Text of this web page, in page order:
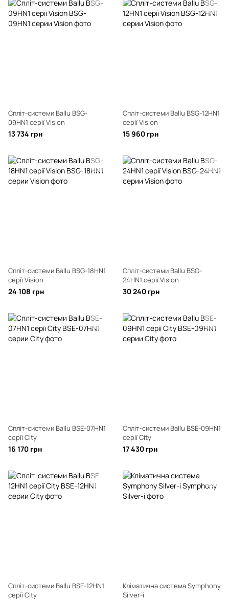
Спліт-системи Ballu BSG-
09HN1 серії Vision
13 734 грн
Спліт-системи Ballu BSG-12HN1
серії Vision
15 960 грн
Спліт-системи Ballu BSG-18HN1
серії Vision
24 108 грн
Спліт-системи Ballu BSG-
24HN1 серії Vision
30 240 грн
Спліт-системи Ballu BSE-07HN1
серії City
16 170 грн
Спліт-системи Ballu BSE-09HN1
серії City
17 430 грн
Спліт-системи Ballu BSE-12HN1
серії City
Кліматична система Symphony
Silver-i